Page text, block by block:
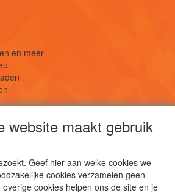
en meer
website maakt gebruik
Geef hier aan welke cookies we
cookies verzamelen geen
cookies helpen ons de site en je